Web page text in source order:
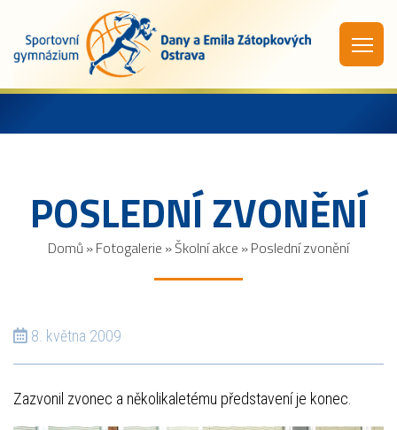
POSLEDNÍ ZVONĚNÍ
Domů »Fotogalerie »Školní akce »Poslední zvonění
8. května 2009
Zazvonil zvonec a několikaletému představení je konec.